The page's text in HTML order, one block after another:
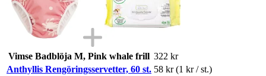
Vimse Badblöja M, Pink whale frill 322 kr
Anthyllis Rengöringsservetter, 60 st. 58 kr (1 kr / st.)